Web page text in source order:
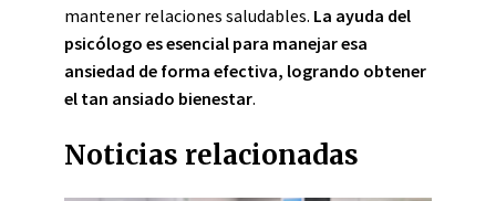
mantener relaciones saludables. La ayuda del
psicólogo es esencial para manejar esa
ansiedad de forma efectiva, logrando obtener
el tan ansiado bienestar.
Noticias relacionadas